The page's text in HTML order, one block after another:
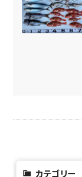
カテゴリー